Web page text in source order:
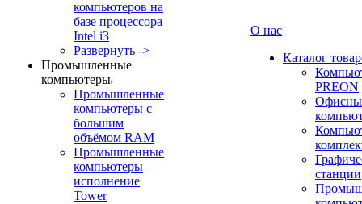
компьютеров на
базе процессора
Intel i3
Развернуть ->
Промышленные
компьютеры
Промышленные
компьютеры с
большим
объёмом RAM
Промышленные
компьютеры
исполнение
Tower
О нас
Каталог
PREON
станции